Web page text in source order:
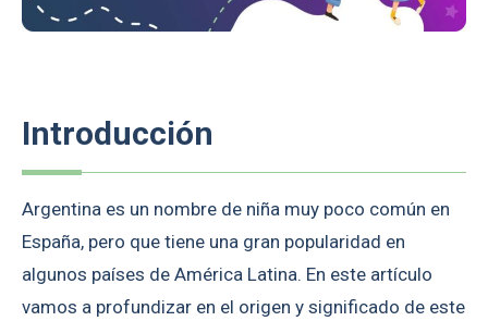
Introducción
Argentina es un nombre de niña muy poco común en
España, pero que tiene una gran popularidad en
algunos países de América Latina. En este artículo
vamos a profundizar en el origen y significado de este